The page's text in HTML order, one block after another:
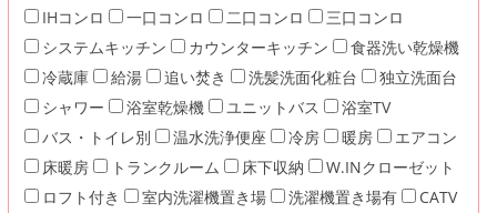
IHコンロ
一口コンロ 二口コンロ
三口コンロ
システムキッチン
カウンターキッチン
食器洗い乾燥機
冷蔵庫
給湯 追い焚き 洗髪洗面化粧台
独立洗面台
シャワー
浴室乾燥機 ユニットバス
浴室TV
バス・トイレ別
温水洗浄便座 冷房 暖房
エアコン
床暖房
トランクルーム 床下収納
W.INクローゼット
ロフト付き
室内洗濯機置き場 洗濯機置き場有
CATV